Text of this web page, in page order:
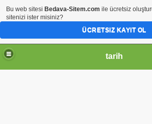
tarih
Bu web sitesi Bedava-Sitem.com ile ücretsiz
sitenizi ister misiniz?
ÜCRETSIZ KAYIT OL